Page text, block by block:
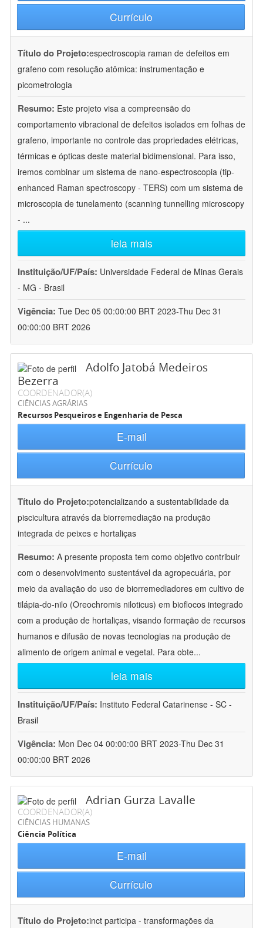
Currículo
Título do Projeto:espectroscopia raman de defeitos em
grafeno com resolução atômica: instrumentação e
picometrologia
Resumo: Este projeto visa a compreensão do
comportamento vibracional de defeitos isolados em folhas de
grafeno, importante no controle das propriedades elétricas,
térmicas e ópticas deste material bidimensional. Para isso,
iremos combinar um sistema de nano-espectroscopia (tip-
enhanced Raman spectroscopy - TERS) com um sistema de
microscopia de tunelamento (scanning tunnelling microscopy
- ...
leia mais
Instituição/UF/País: Universidade Federal de Minas Gerais
- MG - Brasil
Vigência: Tue Dec 05 00:00:00 BRT 2023-Thu Dec 31
00:00:00 BRT 2026
Adolfo Jatobá Medeiros
Bezerra
COORDENADOR(A)
CIÊNCIAS AGRÁRIAS
Recursos Pesqueiros e Engenharia de Pesca
E-mail
Currículo
Título do Projeto:potencializando a sustentabilidade da
piscicultura através da biorremediação na produção
integrada de peixes e hortaliças
Resumo: A presente proposta tem como objetivo contribuir
com o desenvolvimento sustentável da agropecuária, por
meio da avaliação do uso de biorremediadores em cultivo de
tilápia-do-nilo (Oreochromis niloticus) em bioflocos integrado
com a produção de hortaliças, visando formação de recursos
humanos e difusão de novas tecnologias na produção de
alimento de origem animal e vegetal. Para obte...
leia mais
Instituição/UF/País: Instituto Federal Catarinense - SC -
Brasil
Vigência: Mon Dec 04 00:00:00 BRT 2023-Thu Dec 31
00:00:00 BRT 2026
Adrian Gurza Lavalle
COORDENADOR(A)
CIÊNCIAS HUMANAS
Ciência Política
E-mail
Currículo
Título do Projeto:inct participa - transformações da